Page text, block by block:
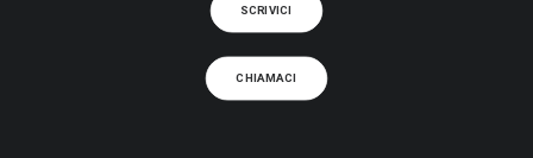
SCRIVICI
CHIAMACI